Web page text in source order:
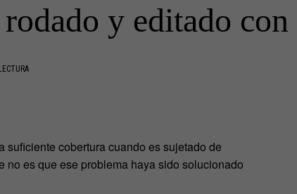
y editado con
suficiente cobertura cuando es sujetado de
no es que ese problema haya sido solucionado